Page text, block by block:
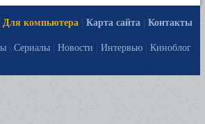
Для компьютера Карта сайта
Контакты
Сериалы Новости Интервью Киноблог